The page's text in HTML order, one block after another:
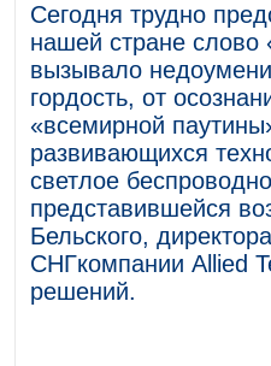
Сегодня трудно
нашей стране
вызывало
гордость, от
«всемирной
развивающихся
светлое
представившейся
Бельского,
СНГкомпании Allied
решений.